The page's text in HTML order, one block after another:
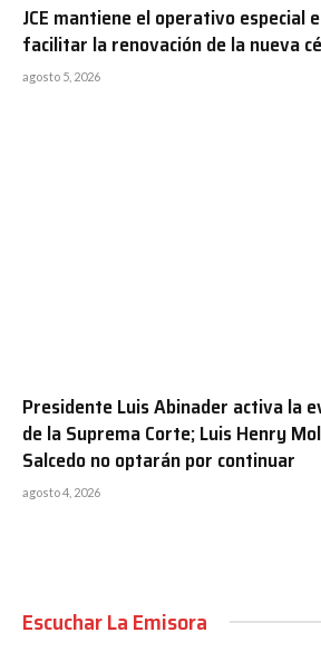
JCE mantiene el operativo especial
facilitar la renovación de la nueva
agosto 5, 2026
Presidente Luis Abinader activa la
de la Suprema Corte; Luis Henry
Salcedo no optarán por continuar
agosto 4, 2026
Escuchar La Emisora